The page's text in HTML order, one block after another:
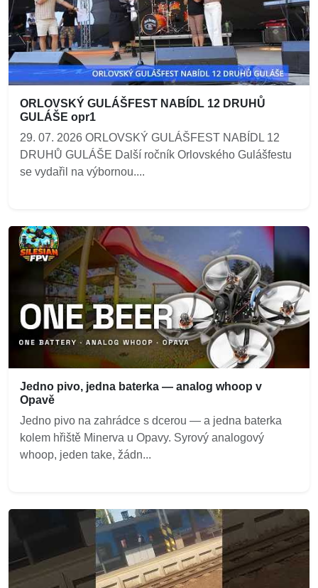
ORLOVSKÝ GULÁŠFEST NABÍDL 12 DRUHŮ
GULÁŠE opr1
29. 07. 2026 ORLOVSKÝ GULÁŠFEST NABÍDL 12
DRUHŮ GULÁŠE Další ročník Orlovského Gulášfestu
se vydařil na výbornou....
Jedno pivo, jedna baterka — analog whoop v
Opavě
Jedno pivo na zahrádce s dcerou — a jedna baterka
kolem hřiště Minerva u Opavy. Syrový analogový
whoop, jeden take, žádn...